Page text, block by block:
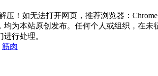
压！如无法打开网页，推荐浏览器：
为本站原创发布。任何个人或组织，在
行处理。
筋肉